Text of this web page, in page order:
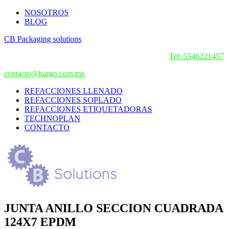
NOSOTROS
BLOG
CB Packaging solutions
Tel: 5546221457
contacto@bargo.com.mx
REFACCIONES LLENADO
REFACCIONES SOPLADO
REFACCIONES ETIQUETADORAS
TECHNOPLAN
CONTACTO
JUNTA ANILLO SECCION CUADRADA
124X7 EPDM